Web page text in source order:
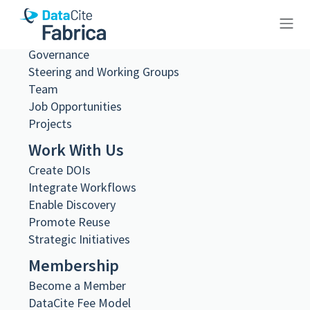
10.23695/8hhw-0f57
Metadata Export
DataCite XML
DataCite JSON
Schema.org JSON-LD
BibTeX
DOI registered
June 18, 2024, 11:14:50 UTC
DOI last updated
August 2, 2026, 22:00:28 UTC
About Us
What we do
Governance
Steering and Working Groups
Team
Job Opportunities
Projects
Work With Us
Create DOIs
Integrate Workflows
Enable Discovery
Promote Reuse
Strategic Initiatives
Membership
Become a Member
DataCite Fee Model